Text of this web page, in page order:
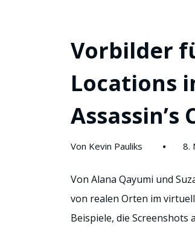
Vorbilder
Locations
Assassin’s
Von Kevin Pauliks 8.
Von Alana Qayumi und
von realen Orten im
Beispiele, die Screenshots